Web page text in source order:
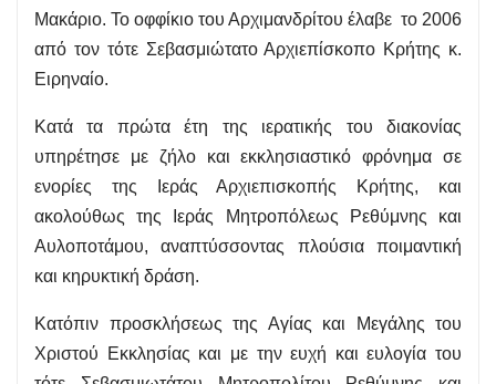
Μακάριο. Το οφφίκιο του Αρχιμανδρίτου έλαβε το 2006
από τον τότε Σεβασμιώτατο Αρχιεπίσκοπο Κρήτης κ.
Ειρηναίο.
Κατά τα πρώτα έτη της ιερατικής του διακονίας
υπηρέτησε με ζήλο και εκκλησιαστικό φρόνημα σε
ενορίες της Ιεράς Αρχιεπισκοπής Κρήτης, και
ακολούθως της Ιεράς Μητροπόλεως Ρεθύμνης και
Αυλοποτάμου, αναπτύσσοντας πλούσια ποιμαντική
και κηρυκτική δράση.
Κατόπιν προσκλήσεως της Αγίας και Μεγάλης του
Χριστού Εκκλησίας και με την ευχή και ευλογία του